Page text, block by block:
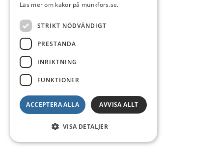
Läs mer om kakor på munkfors.se.
STRIKT NÖDVÄNDIGT
PRESTANDA
INRIKTNING
FUNKTIONER
ACCEPTERA ALLA AVVISA ALLT
VISA DETALJER